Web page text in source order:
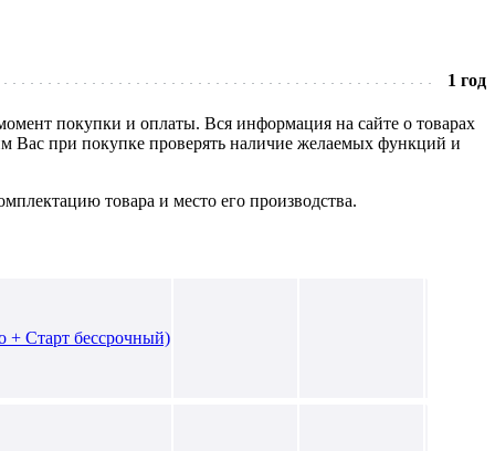
1 год
покупки и оплаты. Вся информация на сайте о товарах
Вас при покупке проверять наличие желаемых функций и
товара и место его производства.
+ Старт бессрочный)